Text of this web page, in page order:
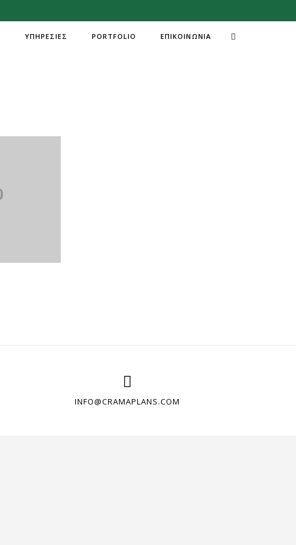
ΥΠΗΡΕΣΙΕΣ PORTFOLIO ΕΠΙΚΟΙΝΩΝΙΑ
INFO@CRAMAPLANS.COM